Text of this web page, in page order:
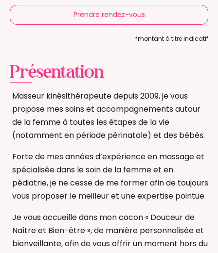
Prendre rendez-vous
*montant à titre indicatif
Présentation
Masseur kinésithérapeute depuis 2009, je vous
propose mes soins et accompagnements autour
de la femme à toutes les étapes de la vie
(notamment en période périnatale) et des bébés.
Forte de mes années d’expérience en massage et
spécialisée dans le soin de la femme et en
pédiatrie, je ne cesse de me former afin de toujours
vous proposer le meilleur et une expertise pointue.
Je vous accueille dans mon cocon « Douceur de
Naître et Bien-être », de manière personnalisée et
bienveillante, afin de vous offrir un moment hors du